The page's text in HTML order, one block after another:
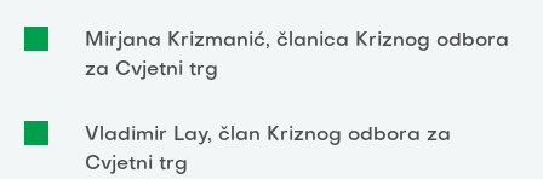
Mirjana Krizmanić, članica Kriznog odbora
za Cvjetni trg
Vladimir Lay, član Kriznog odbora za
Cvjetni trg